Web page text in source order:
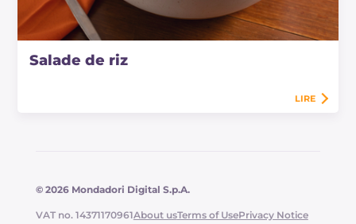
Salade de riz
LIRE
© 2026 Mondadori Digital S.p.A.
VAT no. 14371170961About usTerms of UsePrivacy Notice